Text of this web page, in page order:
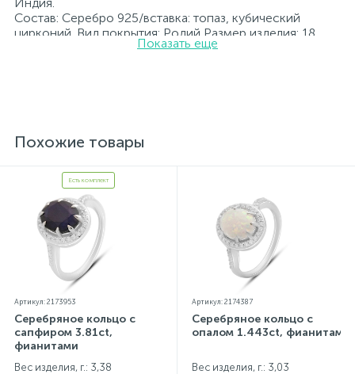
Состав: Серебро 925/вставка: топаз, кубический
цирконий. Вид покрытия: Родий Размер изделия: 18
Вставка: топаз, кубический цирконий.
Украины, на всех изделиях стоит соответствующая
проба. К каждому ювелирному украшению
прилагаются бирка с указанием всех
параметров.*Цвета изделий на сайте могут
незначительно отличаться от реальных из-за
особенностей цветопередачи экрана
Показать еще
Похожие товары
Есть комплект
Артикул: 2173953
Серебряное кольцо с
сапфиром 3.81ct,
фианитами
Вес изделия, г.: 3,38
Артикул: 2174387
Серебряное кольцо с
опалом 1.443ct, фианитами
Вес изделия, г.: 3,03